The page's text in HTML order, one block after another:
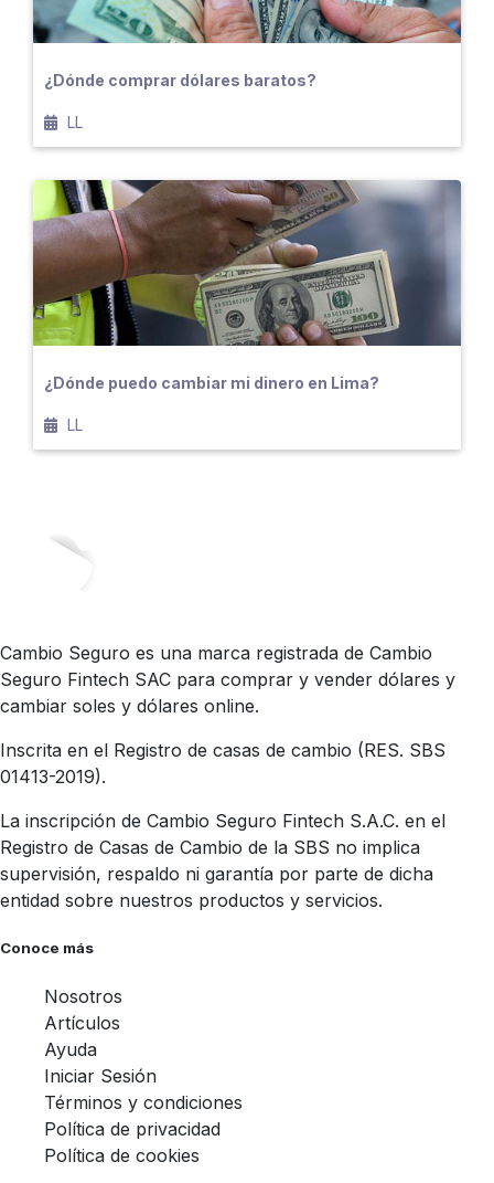
¿Dónde comprar dólares baratos?
LL
¿Dónde puedo cambiar mi dinero en Lima?
LL
Cambio Seguro es una marca registrada de Cambio
Seguro Fintech SAC para comprar y vender dólares y
cambiar soles y dólares online.
Inscrita en el Registro de casas de cambio (RES. SBS
01413-2019).
La inscripción de Cambio Seguro Fintech S.A.C. en el
Registro de Casas de Cambio de la SBS no implica
supervisión, respaldo ni garantía por parte de dicha
entidad sobre nuestros productos y servicios.
Conoce más
Nosotros
Artículos
Ayuda
Iniciar Sesión
Términos y condiciones
Política de privacidad
Política de cookies